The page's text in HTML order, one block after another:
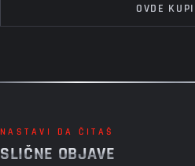
OVDE
NASTAVI DA ČITAŠ
SLIČNE OBJAVE